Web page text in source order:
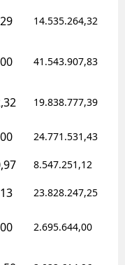
14.535.264,32
41.543.907,83
19.838.777,39
24.771.531,43
8.547.251,12
23.828.247,25
2.695.644,00